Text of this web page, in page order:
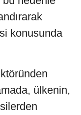
konusunda
ülkenin,